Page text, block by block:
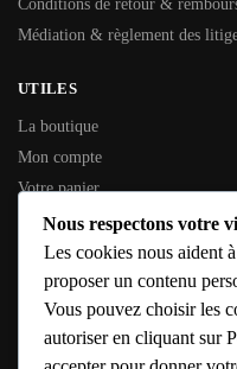
Conditions de retour &
Médiation & règlement des
UTILES
La boutique
Mon compte
Votre panier
Contactez-nous
INFORMATIONS GÉNÉRALES
SIREN :353 794 936
SIRET :353 794 936 00016
Nous respectons votre
Les cookies nous aident
proposer un contenu
Vous pouvez choisir les
autoriser en cliquant sur